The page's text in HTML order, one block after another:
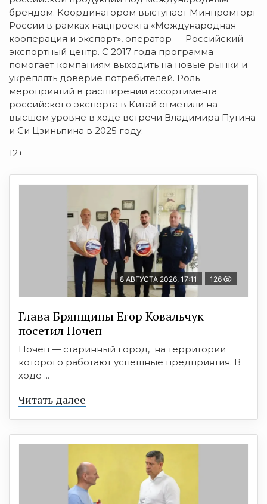
брендом. Координатором выступает Минпромторг
России в рамках нацпроекта «Международная
кооперация и экспорт», оператор — Российский
экспортный центр. С 2017 года программа
помогает компаниям выходить на новые рынки и
укреплять доверие потребителей. Роль
мероприятий в расширении ассортимента
российского экспорта в Китай отметили на
высшем уровне в ходе встречи Владимира Путина
и Си Цзиньпина в 2025 году.
12+
8 АВГУСТА 2026, 17:11 126
Глава Брянщины Егор Ковальчук
посетил Почеп
Почеп — старинный город, на территории
которого работают успешные предприятия. В
ходе ...
Читать далее